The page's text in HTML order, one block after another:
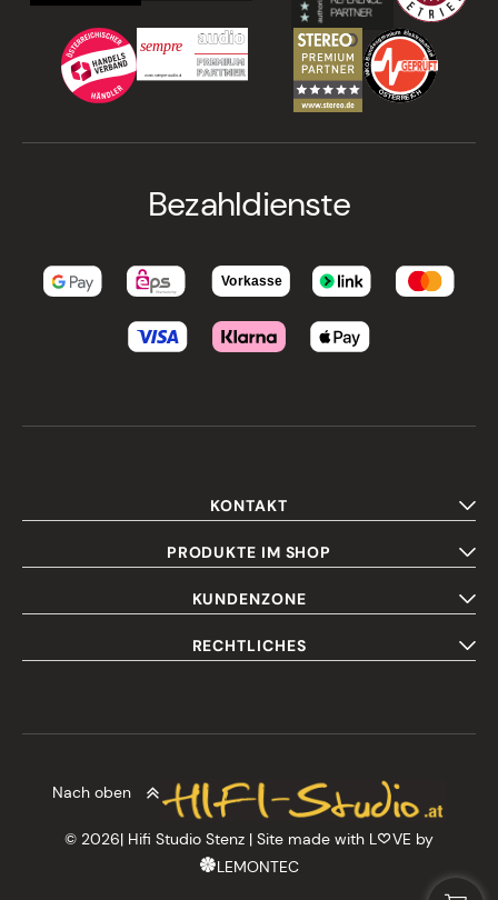
Bezahldienste
KONTAKT
PRODUKTE IM SHOP
KUNDENZONE
RECHTLICHES
Nach oben
© 2026| Hifi Studio Stenz | Site made with L
VE by
LEMONTEC